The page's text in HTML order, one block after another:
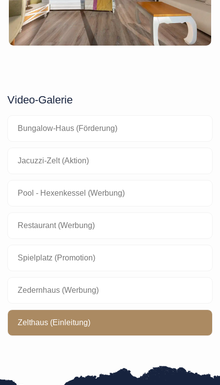
Video-Galerie
Bungalow-Haus (Förderung)
Jacuzzi-Zelt (Aktion)
Pool - Hexenkessel (Werbung)
Restaurant (Werbung)
Spielplatz (Promotion)
Zedernhaus (Werbung)
Zelthaus (Einleitung)